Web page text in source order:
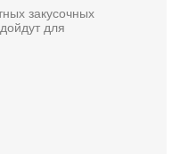
закусочных
для